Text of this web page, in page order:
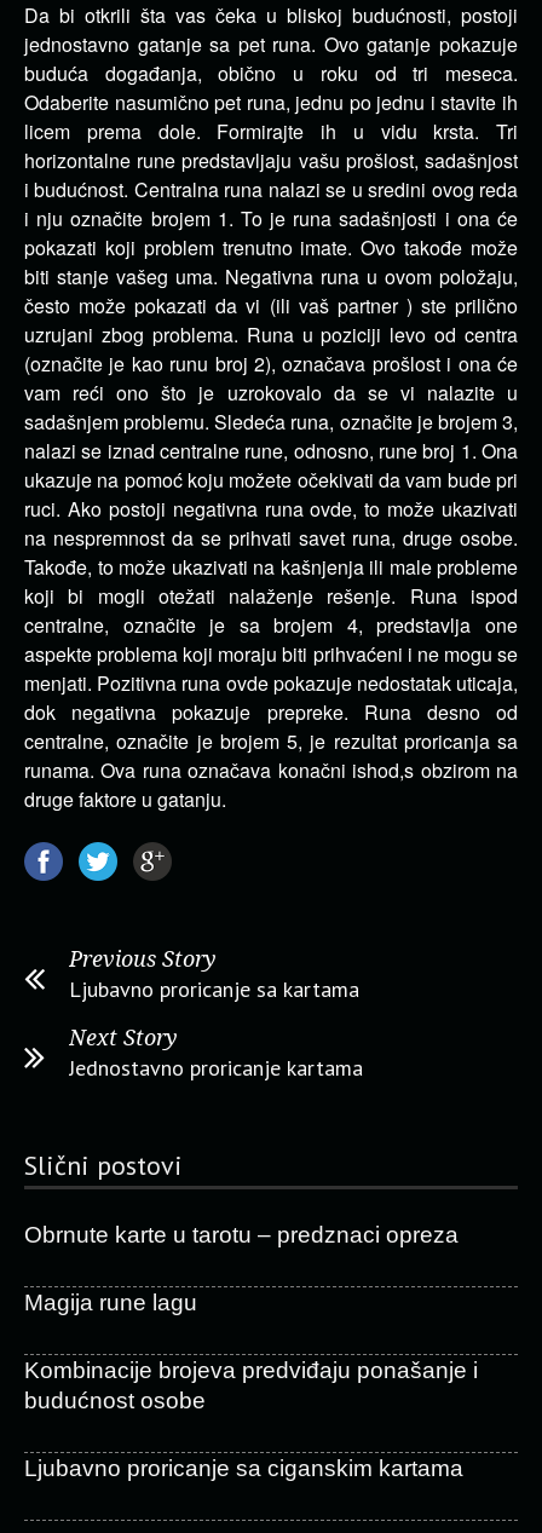
Da bi otkrili šta vas čeka u bliskoj budućnosti, postoji
jednostavno gatanje sa pet runa. Ovo gatanje pokazuje
buduća događanja, obično u roku od tri meseca.
Odaberite nasumično pet runa, jednu po jednu i stavite ih
licem prema dole. Formirajte ih u vidu krsta. Tri
horizontalne rune predstavljaju vašu prošlost, sadašnjost
i budućnost. Centralna runa nalazi se u sredini ovog reda
i nju označite brojem 1. To je runa sadašnjosti i ona će
pokazati koji problem trenutno imate. Ovo takođe može
biti stanje vašeg uma. Negativna runa u ovom položaju,
često može pokazati da vi (ili vaš partner ) ste prilično
uzrujani zbog problema. Runa u poziciji levo od centra
(označite je kao runu broj 2), označava prošlost i ona će
vam reći ono što je uzrokovalo da se vi nalazite u
sadašnjem problemu. Sledeća runa, označite je brojem 3,
nalazi se iznad centralne rune, odnosno, rune broj 1. Ona
ukazuje na pomoć koju možete očekivati da vam bude pri
ruci. Ako postoji negativna runa ovde, to može ukazivati
na nespremnost da se prihvati savet runa, druge osobe.
Takođe, to može ukazivati na kašnjenja ili male probleme
koji bi mogli otežati nalaženje rešenje. Runa ispod
centralne, označite je sa brojem 4, predstavlja one
aspekte problema koji moraju biti prihvaćeni i ne mogu se
menjati. Pozitivna runa ovde pokazuje nedostatak uticaja,
dok negativna pokazuje prepreke. Runa desno od
centralne, označite je brojem 5, je rezultat proricanja sa
runama. Ova runa označava konačni ishod,s obzirom na
druge faktore u gatanju.
Previous Story
Ljubavno proricanje sa kartama
Next Story
Jednostavno proricanje kartama
Slični postovi
Obrnute karte u tarotu – predznaci opreza
Magija rune lagu
Kombinacije brojeva predviđaju ponašanje i
budućnost osobe
Ljubavno proricanje sa ciganskim kartama